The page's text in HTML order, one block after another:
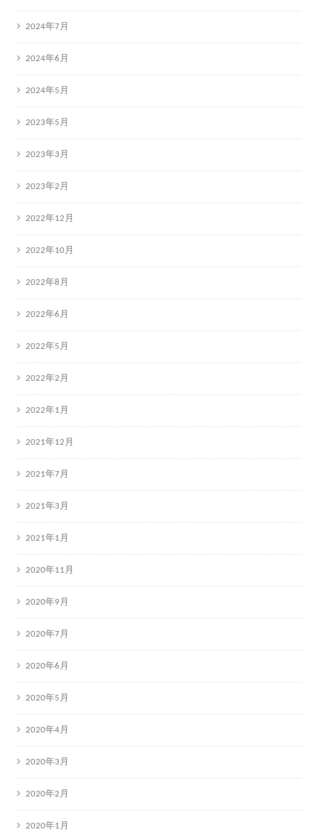
2024年7月
2024年6月
2024年5月
2023年5月
2023年3月
2023年2月
2022年12月
2022年10月
2022年8月
2022年6月
2022年5月
2022年2月
2022年1月
2021年12月
2021年7月
2021年3月
2021年1月
2020年11月
2020年9月
2020年7月
2020年6月
2020年5月
2020年4月
2020年3月
2020年2月
2020年1月